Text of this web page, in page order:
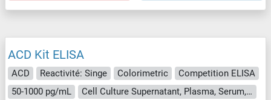
ACD Kit ELISA
ACD Reactivité: Singe Colorimetric
Competition ELISA
50-1000 pg/mL
Cell Culture Supernatant, Plasma, Serum, Tissue Homogenate